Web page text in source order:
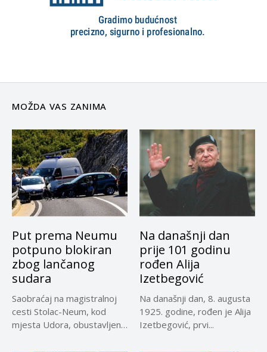
MOŽDA VAS ZANIMA
Put prema Neumu
potpuno blokiran
zbog lančanog
sudara
Saobraćaj na magistralnoj
cesti Stolac-Neum, kod
mjesta Udora, obustavljen
Na današnji dan
prije 101 godinu
rođen Alija
Izetbegović
Na današnji dan, 8. augusta
1925. godine, rođen je Alija
Izetbegović, prvi...